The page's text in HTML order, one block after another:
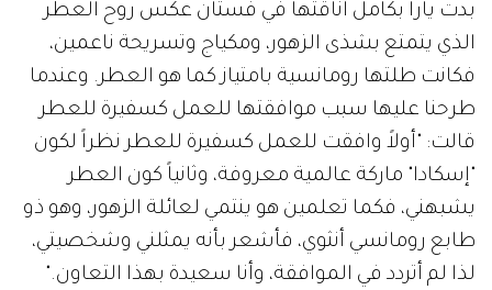
بدت يارا بكامل أناقتها في فستان عكس روح العطر
الذي يتمتع بشذى الزهور، ومكياج وتسريحة ناعمين،
فكانت طلتها رومانسية بامتياز كما هو العطر. وعندما
طرحنا عليها سبب موافقتها للعمل كسفيرة للعطر
قالت: "أولاً وافقت للعمل كسفيرة للعطر نظراً لكون
"إسكادا" ماركة عالمية معروفة، وثانياً كون العطر
يشبهني، فكما تعلمين هو ينتمي لعائلة الزهور، وهو ذو
طابع رومانسي أنثوي، فأشعر بأنه يمثلني وشخصيتي،
لذا لم أتردد في الموافقة، وأنا سعيدة بهذا التعاون."